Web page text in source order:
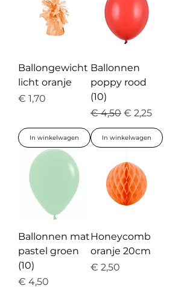
Ballongewicht
licht oranje
Prijs
€ 1,70
In winkelwagen
Ballonnen
poppy rood
(10)
Normale prijs
€ 4,50 Verkoopprijs
€ 2,25
In winkelwagen
Ballonnen mat
pastel groen
(10)
Prijs
€ 4,50
Honeycomb
oranje 20cm
Prijs
€ 2,50